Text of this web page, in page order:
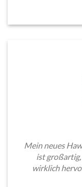
Mein neues
ist
wirklich